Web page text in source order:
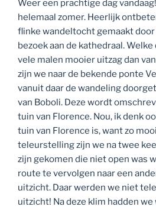
Weer een prachtige dag
helemaal zomer. Heerlijk
flinke wandeltocht gemaakt
bezoek aan de kathedraal.
vele malen mooier uitzag dan
zijn we naar de bekende ponte
vanuit daar de wandeling
van Boboli. Deze wordt
tuin van Florence. Nou, ik denk
tuin van Florence is, want zo
teleurstelling zijn we na twee
zijn gekomen die niet open was
route te vervolgen naar een
uitzicht. Daar werden we niet
uitzicht! Na deze klim hadden